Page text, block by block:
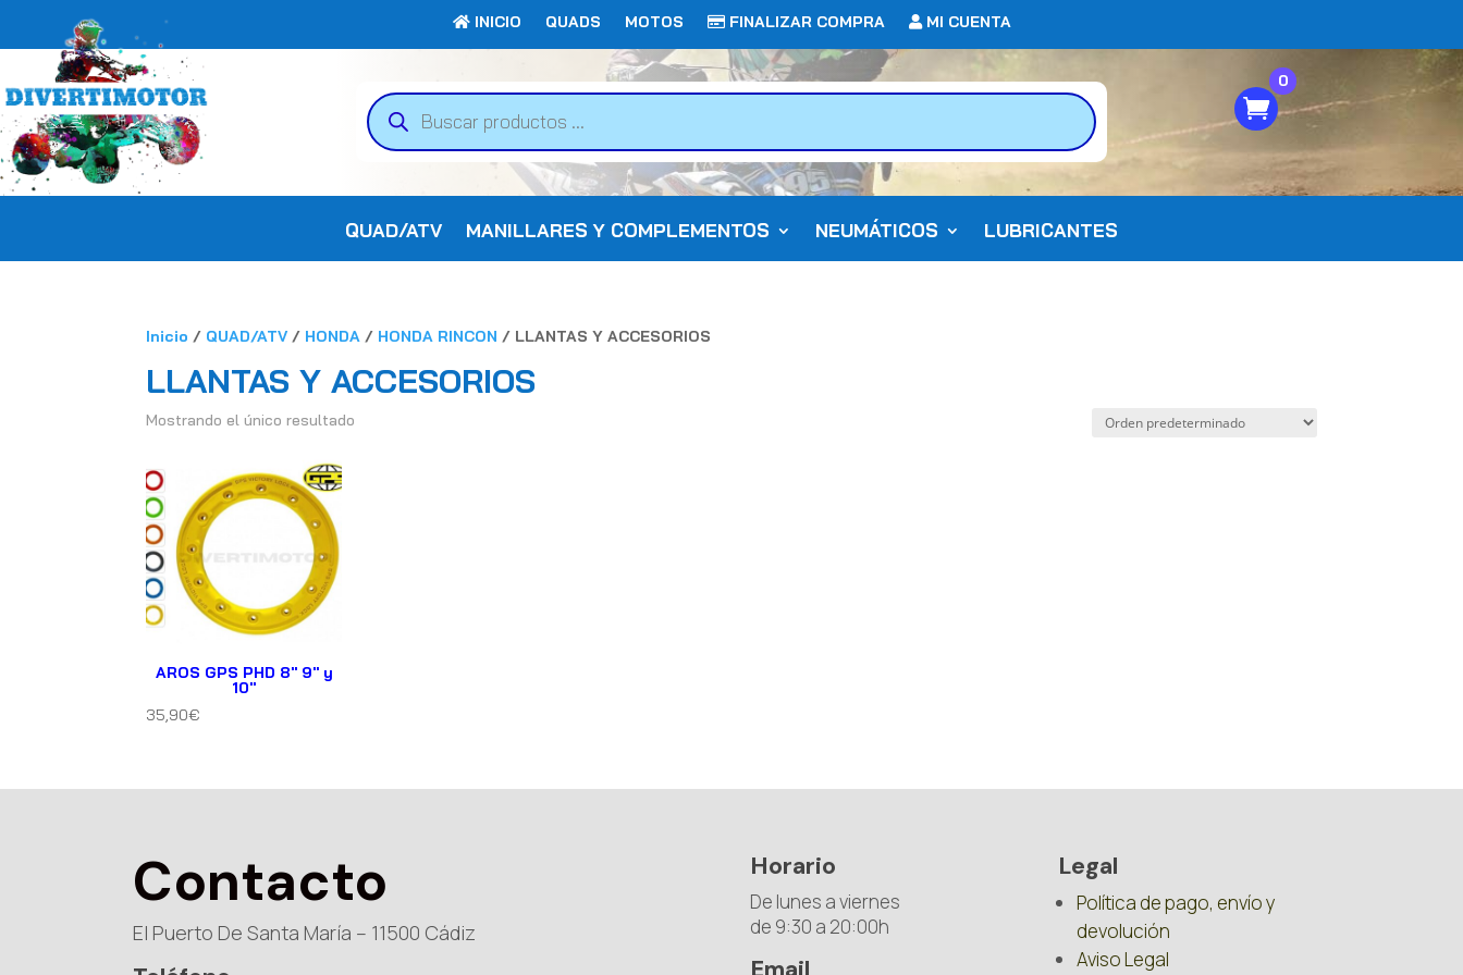
INICIO QUADS MOTOS FINALIZAR COMPRA MI CUENTA
Búsqueda
de
productos
0
QUAD/ATV MANILLARES Y COMPLEMENTOS NEUMÁTICOS LUBRICANTES
Inicio / QUAD/ATV / HONDA / HONDA RINCON / LLANTAS Y ACCESORIOS
LLANTAS Y ACCESORIOS
Mostrando el único resultado
AROS GPS PHD 8″ 9″ y
10″
35,90€
Contacto
El Puerto De Santa María – 11500 Cádiz
Horario
De lunes a viernes
de 9:30 a 20:00h
Legal
Política de pago, envío y
devolución
Aviso Legal